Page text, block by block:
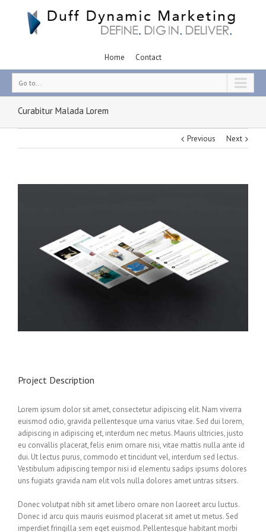
Home Contact
Go to...
Curabitur Malada Lorem
Previous Next
Project Description
Lorem ipsum dolor sit amet, consectetur adipiscing elit. Nam viverra
euismod odio, gravida pellentesque urna varius vitae. Sed dui lorem,
adipiscing in adipiscing et, interdum nec metus. Mauris ultricies, justo
eu convallis placerat, felis enim ornare nisi, vitae mattis nulla ante id
dui. Ut lectus purus, commodo et tincidunt vel, interdum sed lectus.
Vestibulum adipiscing tempor nisi id elementu sadips ipsums dolores
uns fugiats gravida nam elit vols nulla dolores amet untras sitsers.
Donec volutpat nibh sit amet libero ornare non laoreet arcu luctus.
Donec id arcu quis mauris euismod placerat sit amet ut metus. Sed
imperdiet fringilla sem eget euismod. Pellentesque habitant morbi